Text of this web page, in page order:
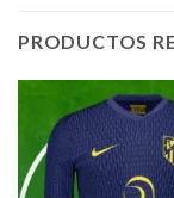
PRODUCTOS